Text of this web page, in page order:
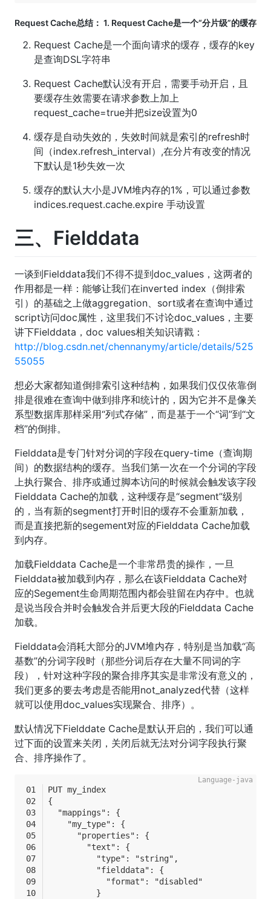
Request Cache总结： 1. Request Cache是一个“分片级”的缓存
Request Cache是一个面向请求的缓存，缓存的key
是查询DSL字符串
Request Cache默认没有开启，需要手动开启，且
要缓存生效需要在请求参数上加上
request_cache=true并把size设置为0
缓存是自动失效的，失效时间就是索引的refresh时
间（index.refresh_interval）,在分片有改变的情况
下默认是1秒失效一次
缓存的默认大小是JVM堆内存的1%，可以通过参数
indices.request.cache.expire 手动设置
三、Fielddata
一谈到Fielddata我们不得不提到doc_values，这两者的
作用都是一样：能够让我们在inverted index（倒排索
引）的基础之上做aggregation、sort或者在查询中通过
script访问doc属性，这里我们不讨论doc_values，主要
讲下Fielddata，doc values相关知识请戳：
http://blog.csdn.net/chennanymy/article/details/525
55055
想必大家都知道倒排索引这种结构，如果我们仅仅依靠倒
排是很难在查询中做到排序和统计的，因为它并不是像关
系型数据库那样采用“列式存储”，而是基于一个“词”到“文
档”的倒排。
Fielddata是专门针对分词的字段在query-time（查询期
间）的数据结构的缓存。当我们第一次在一个分词的字段
上执行聚合、排序或通过脚本访问的时候就会触发该字段
Fielddata Cache的加载，这种缓存是“segment”级别
的，当有新的segment打开时旧的缓存不会重新加载，
而是直接把新的segement对应的Fielddata Cache加载
到内存。
加载Fielddata Cache是一个非常昂贵的操作，一旦
Fielddata被加载到内存，那么在该Fielddata Cache对
应的Segement生命周期范围内都会驻留在内存中。也就
是说当段合并时会触发合并后更大段的Fielddata Cache
加载。
Fielddata会消耗大部分的JVM堆内存，特别是当加载“高
基数”的分词字段时（那些分词后存在大量不同词的字
段），针对这种字段的聚合排序其实是非常没有意义的，
我们更多的要去考虑是否能用not_analyzed代替（这样
就可以使用doc_values实现聚合、排序）。
默认情况下Fielddate Cache是默认开启的，我们可以通
过下面的设置来关闭，关闭后就无法对分词字段执行聚
合、排序操作了。
PUT my_index
{
  "mappings": {
    "my_type": {
      "properties": {
        "text": {
          "type": "string",
          "fielddata": {
            "format": "disabled"
          }